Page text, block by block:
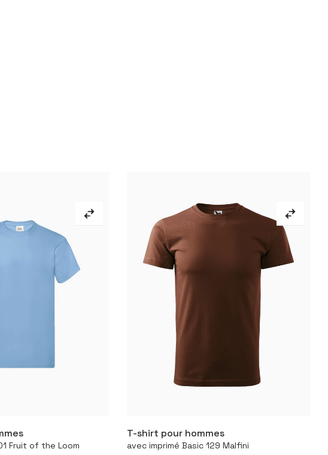
le produit
Fruit of the Loom
Configurer le produit
T-shirt pour hommes
avec imprimé Basic 129 Malfini